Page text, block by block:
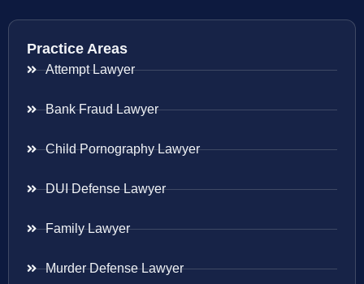
Practice Areas
Attempt Lawyer
Bank Fraud Lawyer
Child Pornography Lawyer
DUI Defense Lawyer
Family Lawyer
Murder Defense Lawyer